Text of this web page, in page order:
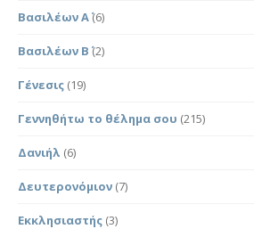
Βασιλέων Α΄(6)
Βασιλέων Β΄ (2)
Γένεσις (19)
Γεννηθήτω το θέλημα σου (215)
Δανιήλ (6)
Δευτερονόμιον (7)
Εκκλησιαστής (3)